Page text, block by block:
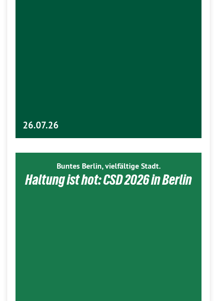
26.07.26
Buntes Berlin, vielfältige Stadt.
Haltung ist hot: CSD 2026 in Berlin